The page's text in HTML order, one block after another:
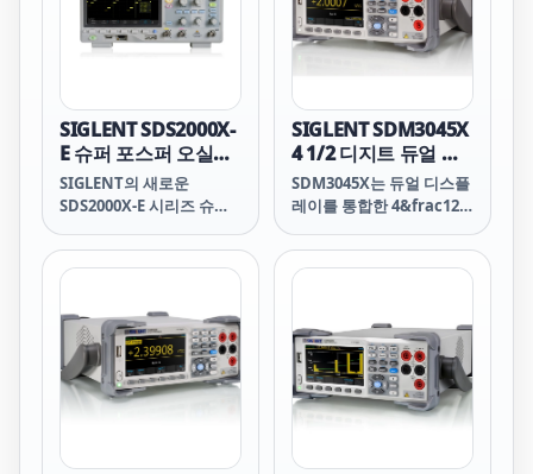
다. 사용자 친화적인 원버
튼 디자인을 통해 가장 자
주 사용되는 기능에 접근할
자주 사용되는 기능에 접근
할 수 있습니다.
SIGLENT SDS2000X-
E 슈퍼 포스퍼 오실로
스코프
SIGLENT의 새로운
SDS2000X-E 시리즈 슈퍼
200MHz와 350MHz의 두
가지 대역폭으로 제공됩니
의 샘플링 속도와 28Mpts
의 표준 레코드 길이를 제
공합니다. 사용자 친화적인
원버튼 디자인을 통해 가장
자주 사용되는 기능에 접근
SIGLENT SDM3045X
4 1/2 디지트 듀얼 디
스플레이 디지털 멀티
미터
SDM3045X는 듀얼 디스플
레이를 통합한 4&frac12;
트) 멀티미터로, 특히 고정
밀, 다기능 및 자동 측정 요